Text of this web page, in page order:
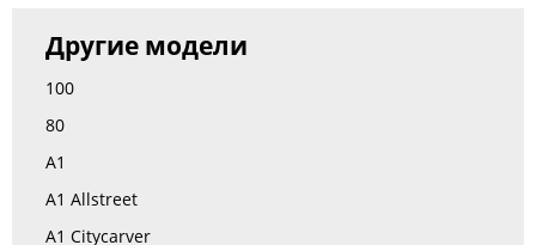
Другие модели
100
80
A1
A1 Allstreet
A1 Citycarver